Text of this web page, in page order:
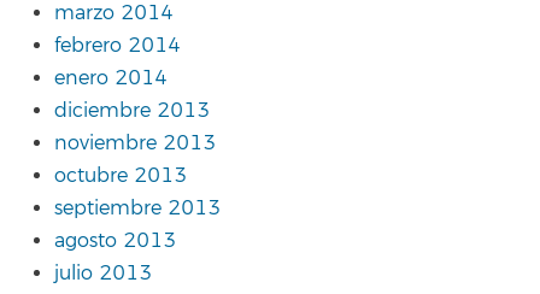
marzo 2014
febrero 2014
enero 2014
diciembre 2013
noviembre 2013
octubre 2013
septiembre 2013
agosto 2013
julio 2013